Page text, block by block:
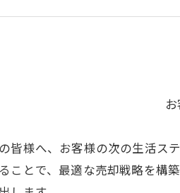
皆様へ、お客様の次の生活ス
ことで、最適な売却戦略を構